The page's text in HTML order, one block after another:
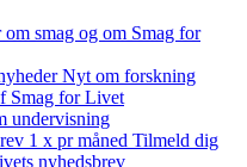
om smag og om Smag for
Nyt om forskning
Smag for Livet
undervisning
1 x pr måned Tilmeld dig
nyhedsbrev